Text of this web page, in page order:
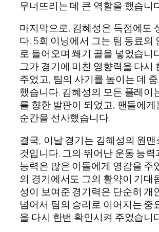
무너뜨리는 데 큰 역할을 했습니
마지막으로, 김혜성은 득점에도
다. 5회 이닝에서 그는 팀 동료의
로 들어오며 쐐기 골을 넣었습니
그가 경기에 미친 영향력을 다시
주었고, 팀의 사기를 높이는 데
했습니다. 김혜성의 모든 플레이
를 향한 발판이 되었고, 팬들에
순간을 선사했습니다.
결국, 이날 경기는 김혜성의 원
것입니다. 그의 뛰어난 운동 능력
능력은 많은 이들에게 영감을 주
의 경기에서도 그의 활약이 기대
성이 보여준 경기력은 단순히 개
넘어서 팀의 승리로 이어지는 중
을 다시 한번 확인시켜 주었습니